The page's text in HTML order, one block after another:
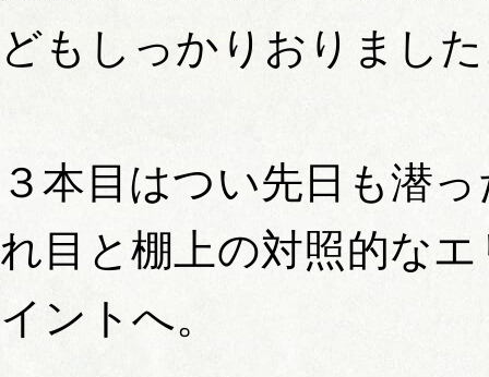
どもしっかりおりまし
３本目はつい先日も潜
れ目と棚上の対照的な
イントへ。